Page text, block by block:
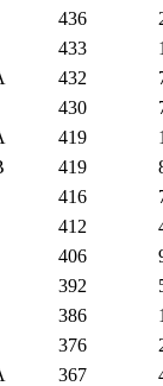
436
433
432
430
419
419
416
412
406
392
386
376
367